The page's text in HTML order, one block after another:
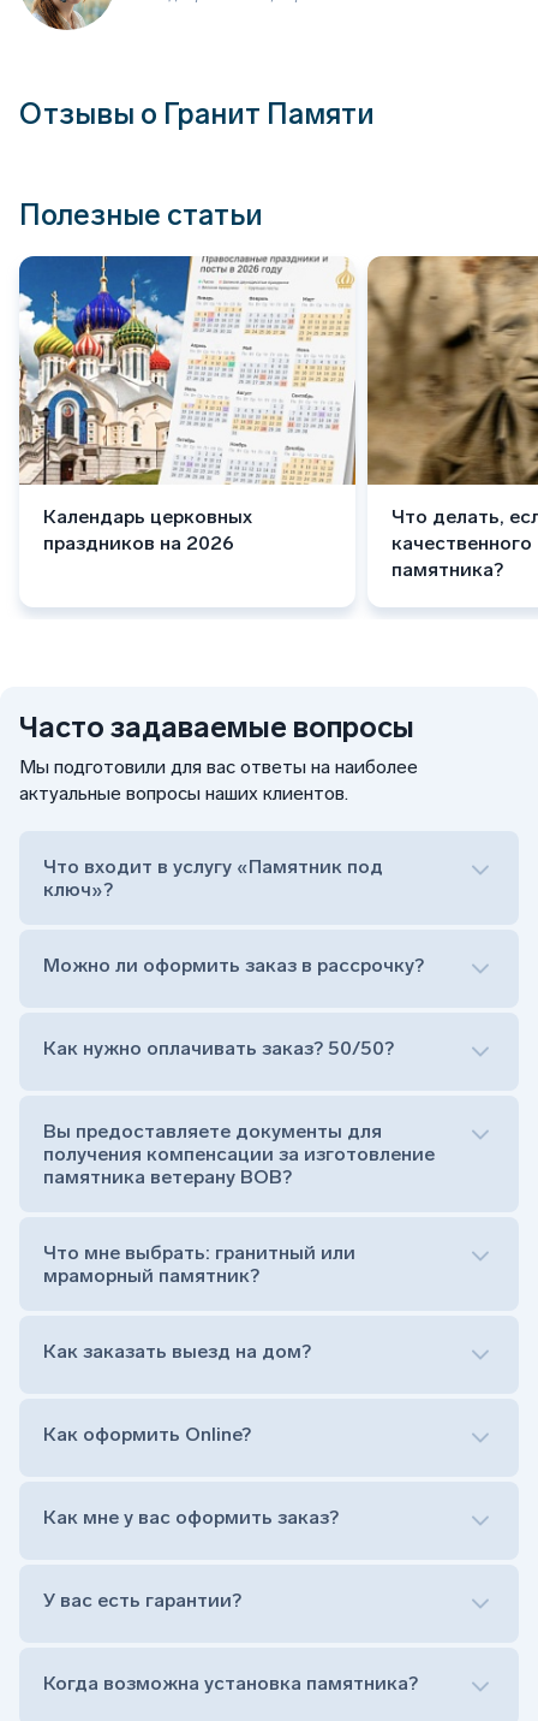
Отзывы о Гранит Памяти
Полезные статьи
Календарь церковных
праздников на 2026
Что делать,
памятника?
Часто задаваемые вопросы
Мы подготовили для вас ответы на наиболее
актуальные вопросы наших клиентов.
Что входит в услугу «Памятник под
ключ»?
Сам комплект памятника:
Тумба (постамент, на который при помощи
штыря устанавливается стела)
Цветник (обрамление могилки, бывает, что
Обработка и сверловка комплекта
Расположение символа веры (крестик или
на символ веры или вовсе портрет не рисовать)
прописной)
Можно ли оформить заказ в рассрочку?
Как нужно оплачивать заказ? 50/50?
Вы предоставляете документы для
получения компенсации за изготовление
памятника ветерану ВОВ?
Что мне выбрать: гранитный или
мраморный памятник?
Как заказать выезд на дом?
Оформить заказ удаленно (online)
Заказать бесплатный выезд менеджера на дом
Как оформить Online?
Оформить заказ удаленно (online)
Заказать бесплатный выезд менеджера на дом
Как мне у вас оформить заказ?
У вас есть гарантии?
Когда возможна установка памятника?